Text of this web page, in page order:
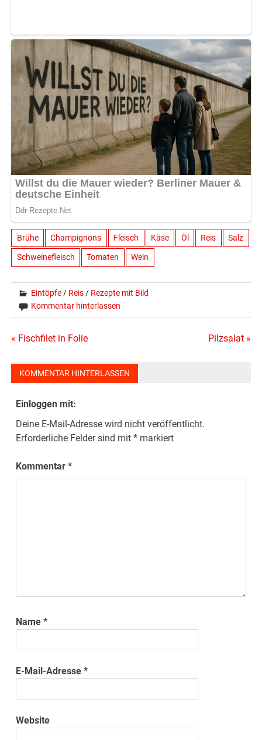
Brühe Champignons Fleisch Käse Öl Reis Salz
Schweinefleisch Tomaten Wein
Eintöpfe / Reis / Rezepte mit Bild
Kommentar hinterlassen
Beitragsnavigation
« Fischfilet in Folie Pilzsalat »
KOMMENTAR HINTERLASSEN
Einloggen mit:
Deine E-Mail-Adresse wird nicht veröffentlicht.
Erforderliche Felder sind mit* markiert
Kommentar*
Name*
E-Mail-Adresse*
Website